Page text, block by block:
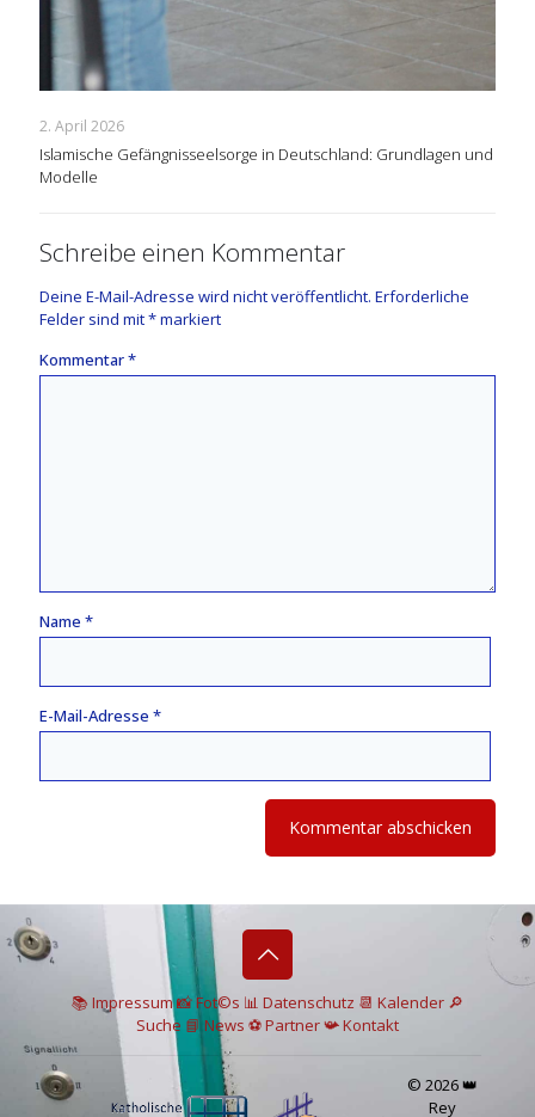
2. April 2026
Islamische Gefängnisseelsorge in Deutschland: Grundlagen und
Modelle
Schreibe einen Kommentar
Deine E-Mail-Adresse wird nicht veröffentlicht. Erforderliche
Felder sind mit*markiert
Kommentar*
Name *
E-Mail-Adresse *
📚 Impressum📸Fot©s 📊 Datenschutz 📆 Kalender 🔎
Suche 📘 News ⚽Partner📯Kontakt
© 2026 👑
Rey